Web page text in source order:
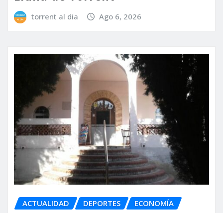
torrent al dia Ago 6, 2026
ACTUALIDAD DEPORTES ECONOMÍA